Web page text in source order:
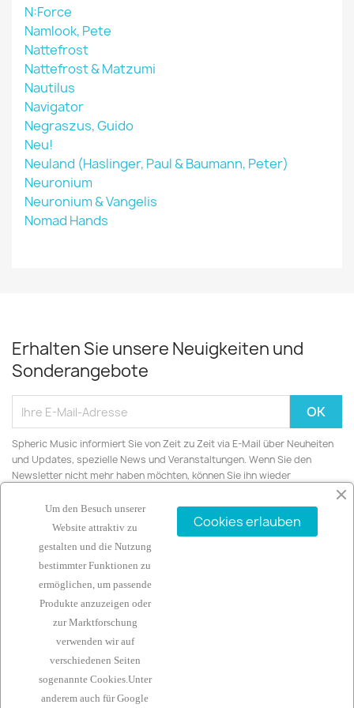
N:Force
Namlook, Pete
Nattefrost
Nattefrost & Matzumi
Nautilus
Navigator
Negraszus, Guido
Neu!
Neuland (Haslinger, Paul & Baumann, Peter)
Neuronium
Neuronium & Vangelis
Nomad Hands
Erhalten Sie unsere Neuigkeiten und
Sonderangebote
Spheric Music informiert Sie von Zeit zu Zeit via E-Mail über Neuheiten
und Updates, spezielle News und Veranstaltungen. Wenn Sie den
Newsletter nicht mehr haben möchten, können Sie ihn wieder
ARTIKEL
UNTERNEHMEN
KONTAKTINFORMATIONEN
Um den Besuch unserer
Website attraktiv zu
gestalten und die Nutzung
bestimmter Funktionen zu
ermöglichen, um passende
Produkte anzuzeigen oder
zur Marktforschung
verwenden wir auf
verschiedenen Seiten
sogenannte Cookies.Unter
anderem auch fürGoogle
Cookies erlauben